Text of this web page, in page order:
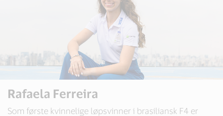
Rafaela Ferreira
Som første kvinnelige løpsvinner i brasiliansk F4 er